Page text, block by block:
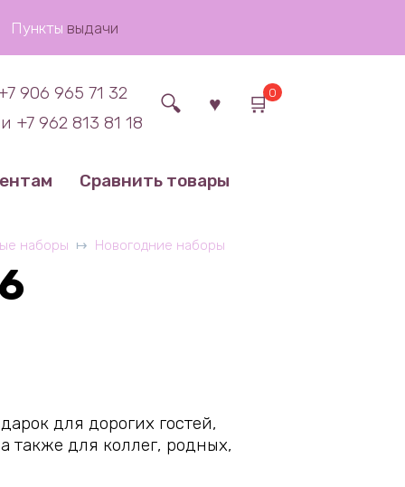
Пункты выдачи
906 965 71 32
+7 962 813 81 18
0
Сравнить товары
наборы Новогодние наборы
для дорогих гостей,
также для коллег, родных,